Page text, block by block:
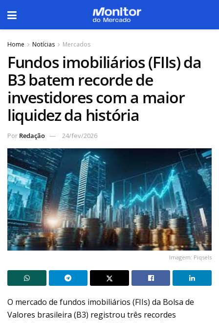
Home Notícias Mercados
Fundos imobiliários (FIIs) da
B3 batem recorde de
investidores com a maior
liquidez da história
Por Redação 24/fev/2026
Imagem: Piqsels
O mercado de fundos imobiliários (FIIs) da Bolsa de
Valores brasileira (B3) registrou três recordes